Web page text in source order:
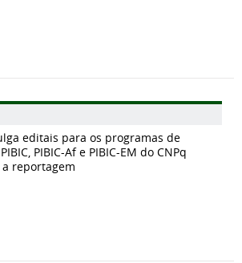
editais para os programas de
PIBIC-Af e PIBIC-EM do CNPq
a reportagem